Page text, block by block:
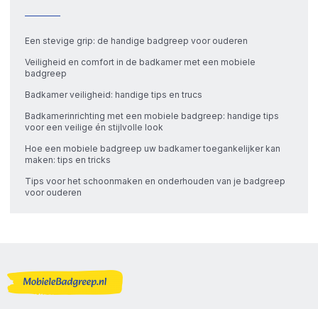
Een stevige grip: de handige badgreep voor ouderen
Veiligheid en comfort in de badkamer met een mobiele
badgreep
Badkamer veiligheid: handige tips en trucs
Badkamerinrichting met een mobiele badgreep: handige tips
voor een veilige én stijlvolle look
Hoe een mobiele badgreep uw badkamer toegankelijker kan
maken: tips en tricks
Tips voor het schoonmaken en onderhouden van je badgreep
voor ouderen